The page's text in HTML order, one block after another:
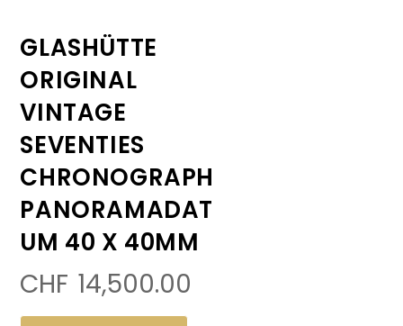
GLASHÜTTE
ORIGINAL
VINTAGE
SEVENTIES
CHRONOGRAPH
PANORAMADAT
UM 40 X 40MM
CHF 14,500.00